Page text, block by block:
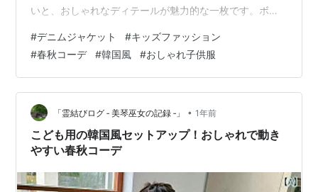
いと、おしゃれなディテールが魅力的な一枚です。ボタ
プルながらも洗練された印象に。どんなコーディネート
にもなじみやすく、カジュアルなパンツスタイルにも、
ガーリーなスカートコーデにもぴったり。季節の変わり
目に活躍すること間違いなしです！
#デニムジャケット #キッズファッション
#春秋コーデ #韓国風 #おしゃれ子供服
「霊結びログ ‐ 美琴巫女の記録 ‐」 • 1年前
こども用の韓国風セットアップ！おしゃれで動き
やすい春秋コーデ